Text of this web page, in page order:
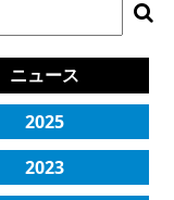
ニュース
2025
2023